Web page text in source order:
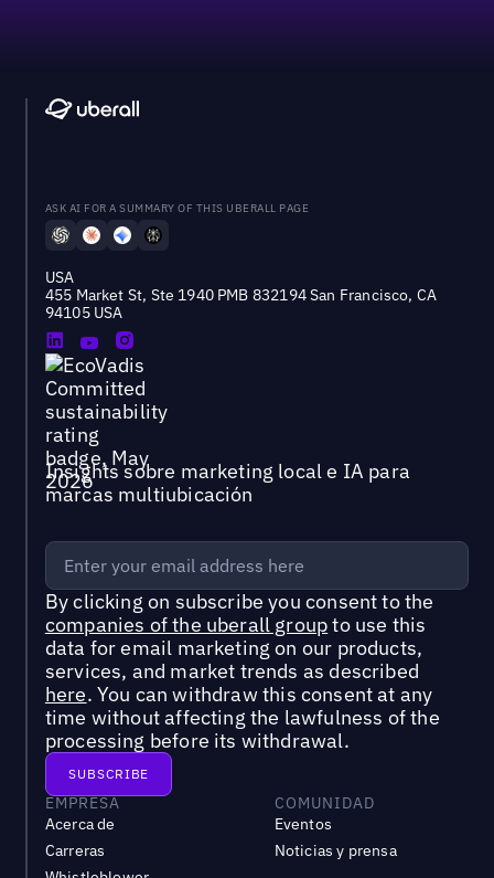
ASK AI FOR A SUMMARY OF THIS UBERALL PAGE
USA
455 Market St, Ste 1940 PMB 832194 San Francisco, CA
94105 USA
Insights sobre marketing local e IA para
marcas multiubicación
By clicking on subscribe you consent to the
companies of the uberall groupto use this
data for email marketing on our products,
services, and market trends as described
here. You can withdraw this consent at any
time without affecting the lawfulness of the
processing before its withdrawal.
EMPRESA
Acerca de
Carreras
COMUNIDAD
Eventos
Noticias y prensa